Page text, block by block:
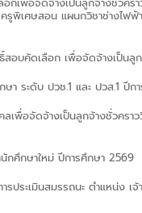
พิเศษสอน แผนกวิชาช่างไฟฟ้
สอบคัดเลือก เพื่อจัดจ้างเป็นลู
า ระดับ ปวช.1 และ ปวส.1 ปีก
เพื่อจัดจ้างเป็นลูกจ้างชั่วครา
กศึกษาใหม่ ปีการศึกษา 2569
รประเมินสมรรถนะ ตำแหน่ง เจ้